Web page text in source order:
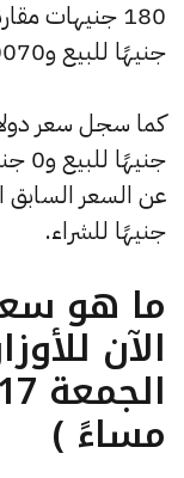
جنيهًا للبيع و250070 جنيهًا للشراء.
جنيهًا للشراء.
الآن
مساءً )